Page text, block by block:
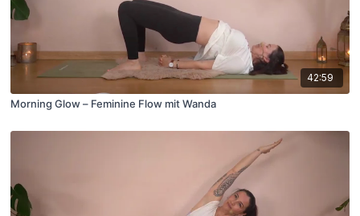
42:59
Morning Glow – Feminine Flow mit Wanda